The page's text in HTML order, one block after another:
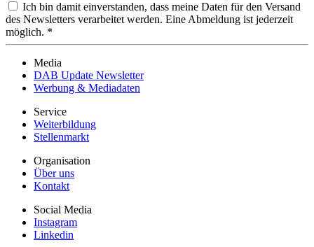
Ich bin damit einverstanden, dass meine Daten für den Versand
des Newsletters verarbeitet werden. Eine Abmeldung ist jederzeit
möglich. *
Media
DAB Update Newsletter
Werbung & Mediadaten
Service
Weiterbildung
Stellenmarkt
Organisation
Über uns
Kontakt
Social Media
Instagram
Linkedin